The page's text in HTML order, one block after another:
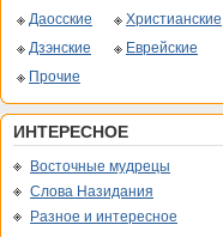
Даосские
Христианские
Дзэнские
Еврейские
Прочие
ИНТЕРЕСНОЕ
Восточные мудрецы
Слова Назидания
Разное и интересное